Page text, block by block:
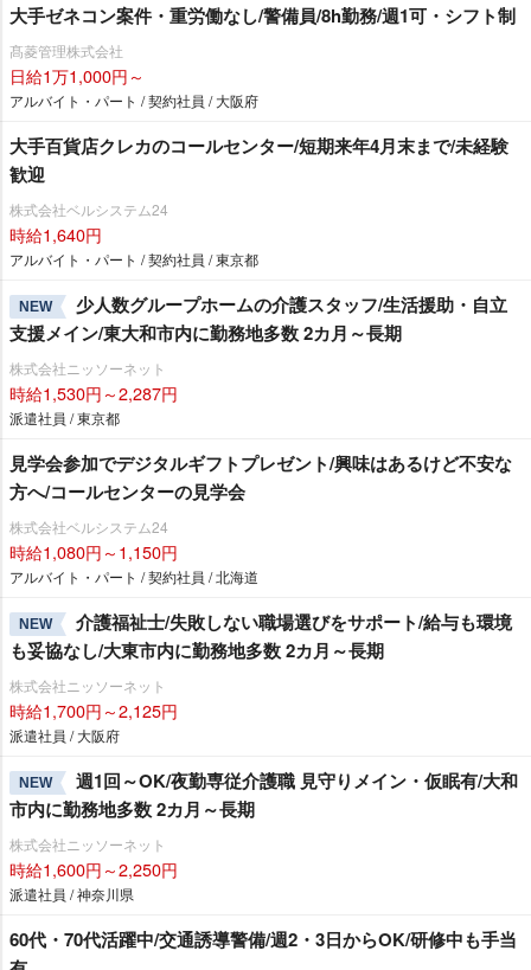
大手ゼネコン案件・重労働なし/警備員/8h勤務/週1可・シフト制
髙菱管理株式会社
日給1万1,000円～
アルバイト・パート / 契約社員 / 大阪府
大手百貨店クレカのコールセンター/短期来年4月末まで/未経験
歓迎
株式会社ベルシステム24
時給1,640円
アルバイト・パート / 契約社員 / 東京都
NEW
少人数グループホームの介護スタッフ/生活援助・自立
支援メイン/東大和市内に勤務地多数 2カ月～長期
株式会社ニッソーネット
時給1,530円～2,287円
派遣社員 / 東京都
見学会参加でデジタルギフトプレゼント/興味はあるけど不安な
方へ/コールセンターの見学会
株式会社ベルシステム24
時給1,080円～1,150円
アルバイト・パート / 契約社員 / 北海道
NEW
介護福祉士/失敗しない職場選びをサポート/給与も環境
も妥協なし/大東市内に勤務地多数 2カ月～長期
株式会社ニッソーネット
時給1,700円～2,125円
派遣社員 / 大阪府
NEW
週1回～OK/夜勤専従介護職 見守りメイン・仮眠有/大和
市内に勤務地多数 2カ月～長期
株式会社ニッソーネット
時給1,600円～2,250円
派遣社員 / 神奈川県
60代・70代活躍中/交通誘導警備/週2・3日からOK/研修中も手当